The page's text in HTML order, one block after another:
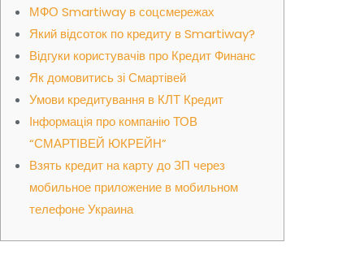
МФО Smartiway в соцсмережах
Який відсоток по кредиту в Smartiway?
Відгуки користувачів про Кредит Финанс
Як домовитись зі Смартівей
Умови кредитування в КЛТ Кредит
Інформація про компанію ТОВ
“СМАРТІВЕЙ ЮКРЕЙН”
Взять кредит на карту до ЗП через
мобильное приложение в мобильном
телефоне Украина